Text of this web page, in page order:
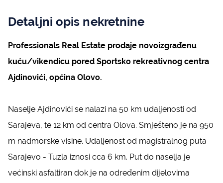
Detaljni opis nekretnine
Professionals Real Estate prodaje novoizgrađenu
kuću/vikendicu pored Sportsko rekreativnog centra
Ajdinovići, općina Olovo.
Naselje Ajdinovići se nalazi na 50 km udaljenosti od
Sarajeva, te 12 km od centra Olova. Smješteno je na 950
m nadmorske visine. Udaljenost od magistralnog puta
Sarajevo - Tuzla iznosi cca 6 km. Put do naselja je
većinski asfaltiran dok je na određenim dijelovima